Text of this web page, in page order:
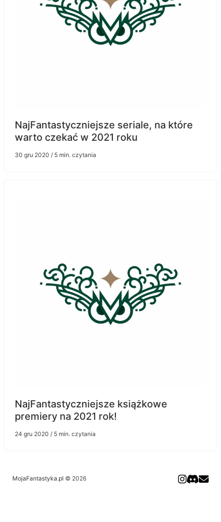
NajFantastyczniejsze seriale, na które
warto czekać w 2021 roku
30 gru 2020 / 5 min. czytania
NajFantastyczniejsze książkowe
premiery na 2021 rok!
24 gru 2020 / 5 min. czytania
MojaFantastyka.pl © 2026